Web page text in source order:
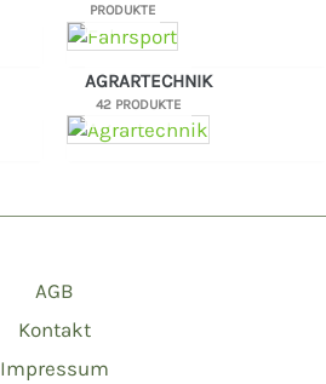
PRODUKTE
AGRARTECHNIK
42 PRODUKTE
AGB
Kontakt
Impressum